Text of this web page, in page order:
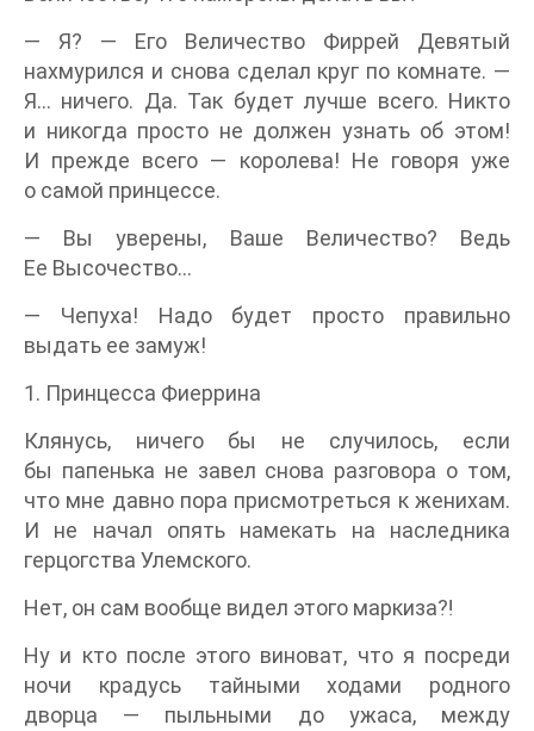
— Я? — Его Величество Фиррей Девятый
нахмурился и снова сделал круг по комнате. —
Я… ничего. Да. Так будет лучше всего. Никто
и никогда просто не должен узнать об этом!
И прежде всего — королева! Не говоря уже
о самой принцессе.
— Вы уверены, Ваше Величество? Ведь
Ее Высочество…
— Чепуха! Надо будет просто правильно
выдать ее замуж!
1. Принцесса Фиеррина
Клянусь, ничего бы не случилось, если
бы папенька не завел снова разговора о том,
что мне давно пора присмотреться к женихам.
И не начал опять намекать на наследника
герцогства Улемского.
Нет, он сам вообще видел этого маркиза⁈
Ну и кто после этого виноват, что я посреди
ночи крадусь тайными ходами родного
дворца — пыльными до ужаса, между